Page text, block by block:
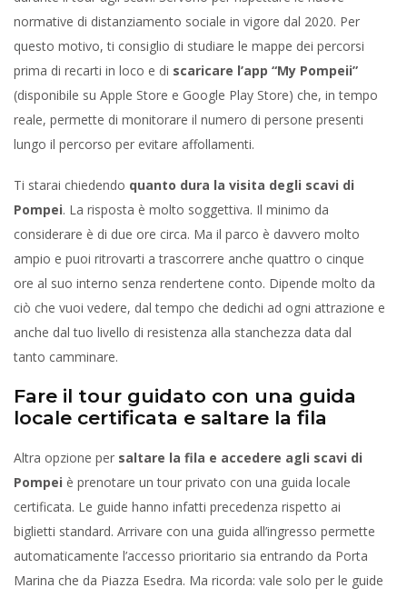
normative di distanziamento sociale in vigore dal 2020. Per
questo motivo, ti consiglio di studiare le mappe dei percorsi
prima di recarti in loco e di scaricare l’app “My Pompeii”
(disponibile su Apple Store e Google Play Store) che, in tempo
reale, permette di monitorare il numero di persone presenti
lungo il percorso per evitare affollamenti.
Ti starai chiedendo quanto dura la visita degli scavi di
Pompei. La risposta è molto soggettiva. Il minimo da
considerare è di due ore circa. Ma il parco è davvero molto
ampio e puoi ritrovarti a trascorrere anche quattro o cinque
ore al suo interno senza rendertene conto. Dipende molto da
ciò che vuoi vedere, dal tempo che dedichi ad ogni attrazione e
anche dal tuo livello di resistenza alla stanchezza data dal
tanto camminare.
Fare il tour guidato con una guida
locale certificata e saltare la fila
Altra opzione per saltare la fila e accedere agli scavi di
Pompei è prenotare un tour privato con una guida locale
certificata. Le guide hanno infatti precedenza rispetto ai
biglietti standard. Arrivare con una guida all’ingresso permette
automaticamente l’accesso prioritario sia entrando da Porta
Marina che da Piazza Esedra. Ma ricorda: vale solo per le guide